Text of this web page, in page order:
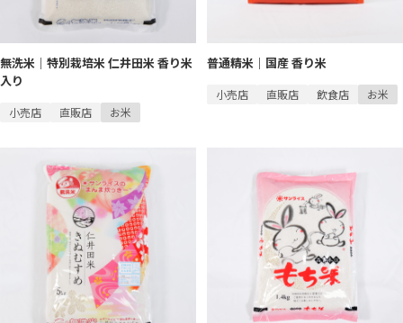
無洗米｜特別栽培米 仁井田米 香り米
入り
小売店 直販店 お米
普通精米｜国産 香り米
小売店 直販店 飲食店 お米